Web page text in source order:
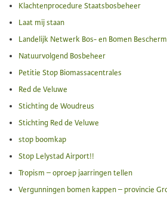
Klachtenprocedure Staatsbosbeheer
Laat mij staan
Landelijk Netwerk Bos- en Bomen
Natuurvolgend Bosbeheer
Petitie Stop Biomassacentrales
Red de Veluwe
Stichting de Woudreus
Stichting Red de Veluwe
stop boomkap
Stop Lelystad Airport!!
Tropism – oproep jaarringen tellen
Vergunningen bomen kappen – provincie